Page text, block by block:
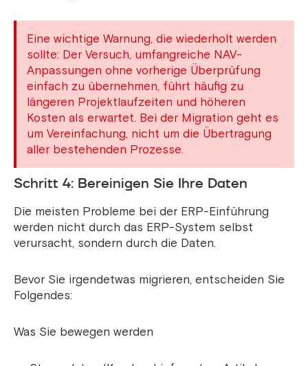
Eine wichtige Warnung, die wiederholt werden
sollte: Der Versuch, umfangreiche NAV-
Anpassungen ohne vorherige Überprüfung
einfach zu übernehmen, führt häufig zu
längeren Projektlaufzeiten und höheren
Kosten als erwartet. Bei der Migration geht es
um Vereinfachung, nicht um die Übertragung
aller bestehenden Prozesse.
Schritt 4: Bereinigen Sie Ihre Daten
Die meisten Probleme bei der ERP-Einführung
werden nicht durch das ERP-System selbst
verursacht, sondern durch die Daten.
Bevor Sie irgendetwas migrieren, entscheiden Sie
Folgendes:
Was Sie bewegen werden